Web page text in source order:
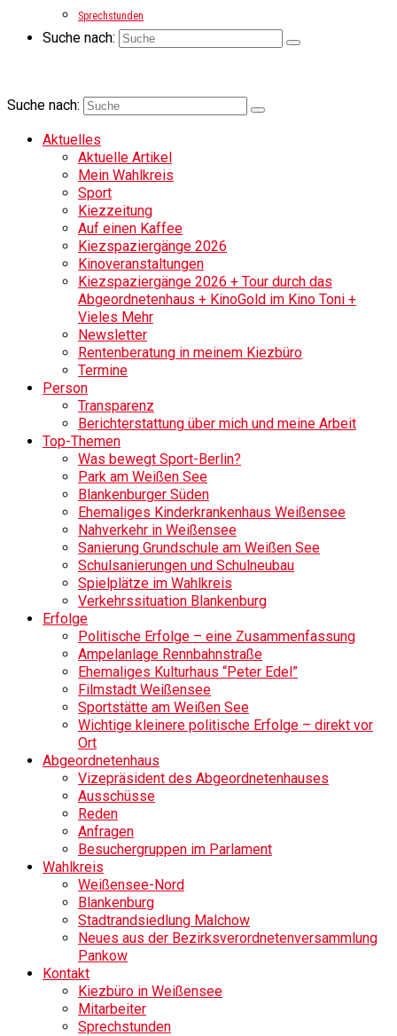
Sprechstunden
Suche nach:
Suche nach:
Aktuelles
Aktuelle Artikel
Mein Wahlkreis
Sport
Kiezzeitung
Auf einen Kaffee
Kiezspaziergänge 2026
Kinoveranstaltungen
Kiezspaziergänge 2026 + Tour durch das
Abgeordnetenhaus + KinoGold im Kino Toni +
Vieles Mehr
Newsletter
Rentenberatung in meinem Kiezbüro
Termine
Person
Transparenz
Berichterstattung über mich und meine Arbeit
Top-Themen
Was bewegt Sport-Berlin?
Park am Weißen See
Blankenburger Süden
Ehemaliges Kinderkrankenhaus Weißensee
Nahverkehr in Weißensee
Sanierung Grundschule am Weißen See
Schulsanierungen und Schulneubau
Spielplätze im Wahlkreis
Verkehrssituation Blankenburg
Erfolge
Politische Erfolge – eine Zusammenfassung
Ampelanlage Rennbahnstraße
Ehemaliges Kulturhaus “Peter Edel”
Filmstadt Weißensee
Sportstätte am Weißen See
Wichtige kleinere politische Erfolge – direkt vor
Ort
Abgeordnetenhaus
Vizepräsident des Abgeordnetenhauses
Ausschüsse
Reden
Anfragen
Besuchergruppen im Parlament
Wahlkreis
Weißensee-Nord
Blankenburg
Stadtrandsiedlung Malchow
Neues aus der Bezirksverordnetenversammlung
Pankow
Kontakt
Kiezbüro in Weißensee
Mitarbeiter
Sprechstunden